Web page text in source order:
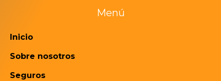
Menú
Inicio
Sobre nosotros
Seguros